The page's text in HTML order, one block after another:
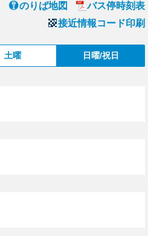
のりば地図
バス停時刻表
接近情報コード印刷
土曜 日曜/祝日